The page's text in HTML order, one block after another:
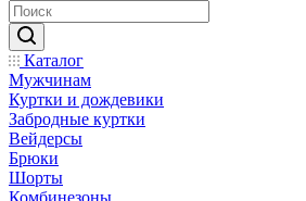
Каталог
Мужчинам
Куртки и дождевики
Забродные куртки
Вейдерсы
Брюки
Шорты
Комбинезоны